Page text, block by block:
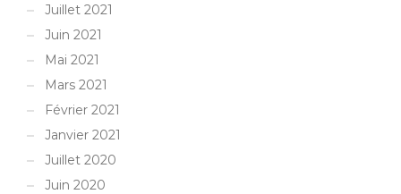
Juillet 2021
Juin 2021
Mai 2021
Mars 2021
Février 2021
Janvier 2021
Juillet 2020
Juin 2020